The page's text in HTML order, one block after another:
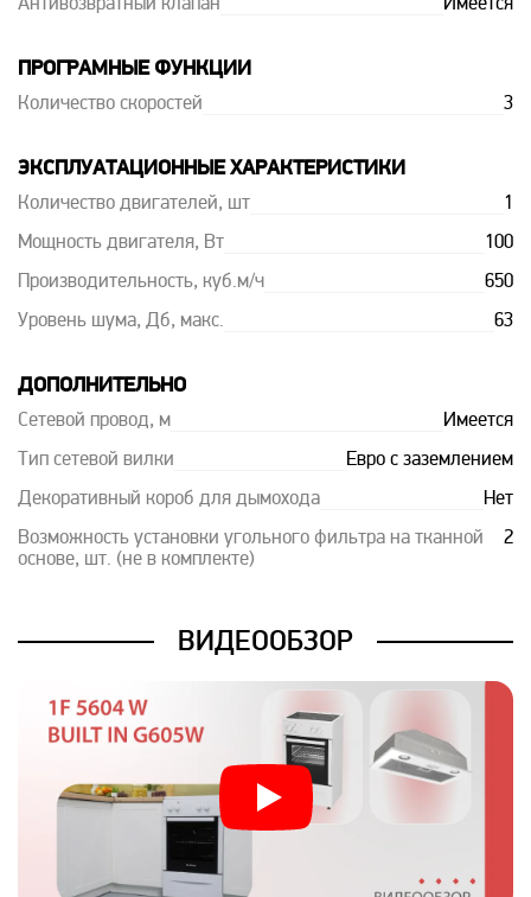
Антивозвратный клапан Имеется
ПРОГРАМНЫЕ ФУНКЦИИ
Количество скоростей 3
ЭКСПЛУАТАЦИОННЫЕ ХАРАКТЕРИСТИКИ
Количество двигателей, шт 1
Мощность двигателя, Вт 100
Производительность, куб.м/ч 650
Уровень шума, Дб, макс. 63
ДОПОЛНИТЕЛЬНО
Сетевой провод, м Имеется
Тип сетевой вилки Евро с заземлением
Декоративный короб для дымохода Нет
Возможность установки угольного фильтра на тканной
основе, шт. (не в комплекте)
2
ВИДЕООБЗОР